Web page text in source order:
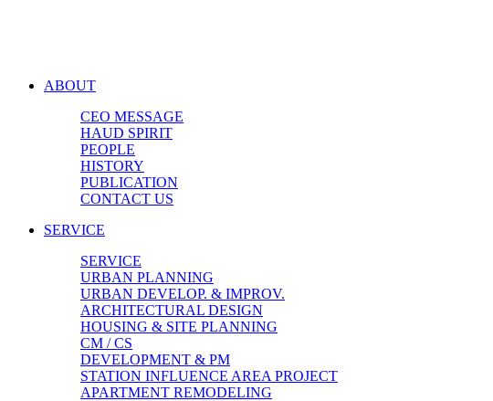
ABOUT
CEO MESSAGE
HAUD SPIRIT
PEOPLE
HISTORY
PUBLICATION
CONTACT US
SERVICE
SERVICE
URBAN PLANNING
URBAN DEVELOP. & IMPROV.
ARCHITECTURAL DESIGN
HOUSING & SITE PLANNING
CM / CS
DEVELOPMENT & PM
STATION INFLUENCE AREA PROJECT
APARTMENT REMODELING